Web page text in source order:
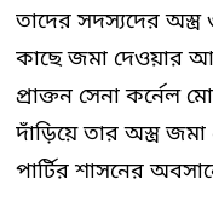
তাদের সদস্যদের
কাছে জমা দেওয়ার
প্রাক্তন সেনা কর্নেল
দাঁড়িয়ে তার অস্ত্র
পার্টির শাসনের